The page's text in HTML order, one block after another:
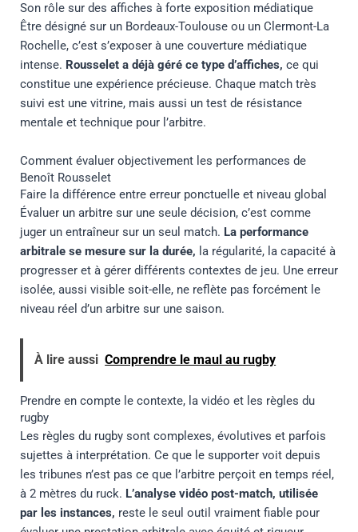
Son rôle sur des affiches à forte exposition médiatique
Être désigné sur un Bordeaux-Toulouse ou un Clermont-La
Rochelle, c’est s’exposer à une couverture médiatique
intense. Rousselet a déjà géré ce type d’affiches, ce qui
constitue une expérience précieuse. Chaque match très
suivi est une vitrine, mais aussi un test de résistance
mentale et technique pour l’arbitre.
Comment évaluer objectivement les performances de
Benoît Rousselet
Faire la différence entre erreur ponctuelle et niveau global
Évaluer un arbitre sur une seule décision, c’est comme
juger un entraîneur sur un seul match. La performance
arbitrale se mesure sur la durée, la régularité, la capacité à
progresser et à gérer différents contextes de jeu. Une erreur
isolée, aussi visible soit-elle, ne reflète pas forcément le
niveau réel d’un arbitre sur une saison.
À lire aussi Comprendre le maul au rugby
Prendre en compte le contexte, la vidéo et les règles du
rugby
Les règles du rugby sont complexes, évolutives et parfois
sujettes à interprétation. Ce que le supporter voit depuis
les tribunes n’est pas ce que l’arbitre perçoit en temps réel,
à 2 mètres du ruck. L’analyse vidéo post-match, utilisée
par les instances, reste le seul outil vraiment fiable pour